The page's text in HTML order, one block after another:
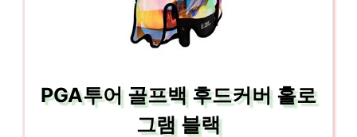
PGA투어 골프백 후드커버 홀로
그램 블랙